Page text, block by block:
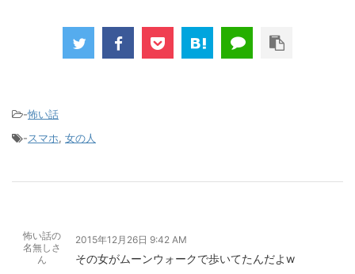
-怖い話
-スマホ, 女の人
怖い話の
名無しさ
ん
2015年12月26日 9:42 AM
その女がムーンウォークで歩いてたんだよw